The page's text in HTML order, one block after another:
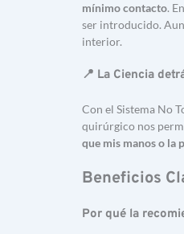
mínimo contacto.
ser introducido.
interior.
📍 La Ciencia
Con el Sistema No
quirúrgico nos
que mis manos o la
Beneficios
Por qué la